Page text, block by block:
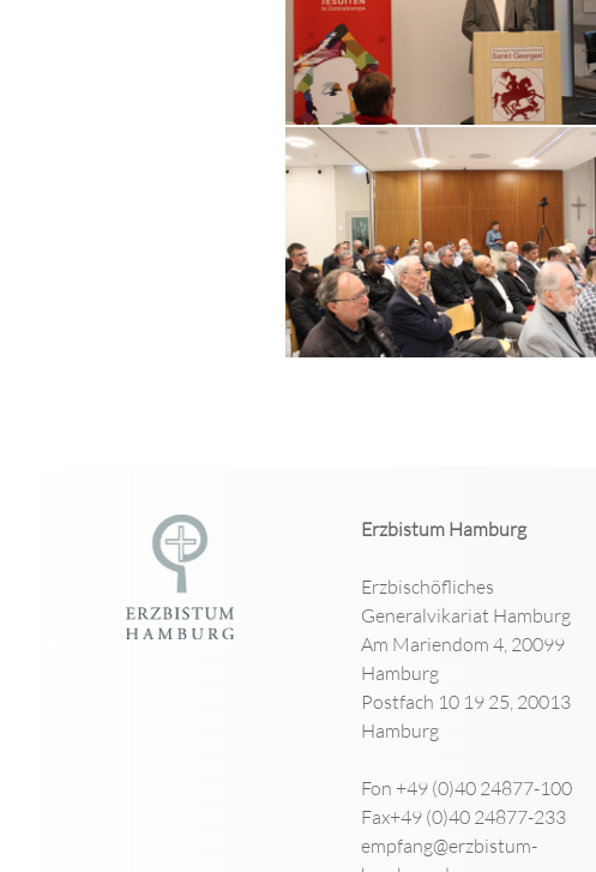
Erzbistum Hamburg
Erzbischöfliches
Generalvikariat Hamburg
Am Mariendom 4, 20099
Hamburg
Postfach 10 19 25, 20013
Hamburg
Fon +49 (0)40 24877-100
Fax+49 (0)40 24877-233
empfang@erzbistum-